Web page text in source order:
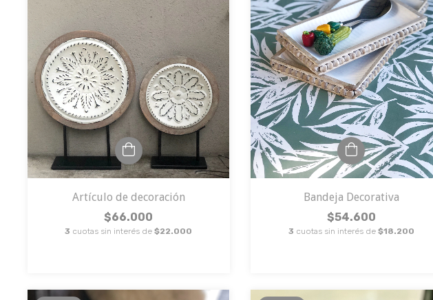
Artículo de decoración
$66.000
3 cuotas sin interés de$22.000
Bandeja Decorativa
$54.600
3 cuotas sin interés de $18.200